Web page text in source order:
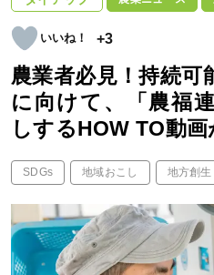
+3
農業者必見！持続可
に向けて、「農福
しするHOW TO動画
SDGs 地域おこし 地方創生